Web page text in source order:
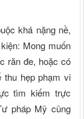
khá nặng nề,
Mong muốn
răn đe, hoặc có
thu hẹp phạm vi
tìm kiếm trực
pháp Mỹ cũng